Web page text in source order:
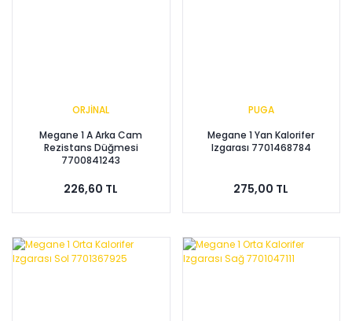
ORJİNAL
Megane 1 A Arka Cam
Rezistans Düğmesi
7700841243
226,60 TL
PUGA
Megane 1 Yan Kalorifer
Izgarası 7701468784
275,00 TL